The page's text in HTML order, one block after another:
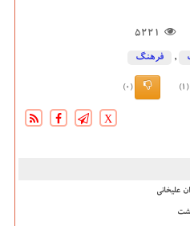
5221
, فرهنگ
(1)
(0)
X
علیخانی